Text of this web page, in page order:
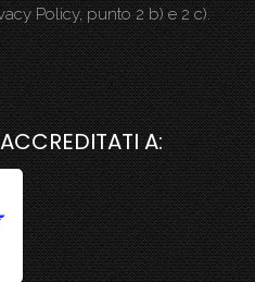
Policy, punto 2 b) e 2 c).
A: